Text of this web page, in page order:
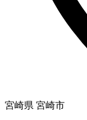
宮崎県 宮崎市